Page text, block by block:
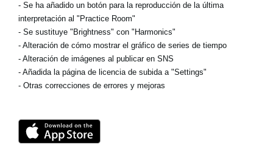
- Se ha añadido un botón para la reproducción de la última
interpretación al "Practice Room"
- Se sustituye "Brightness" con "Harmonics"
- Alteración de cómo mostrar el gráfico de series de tiempo
- Alteración de imágenes al publicar en SNS
- Añadida la página de licencia de subida a "Settings"
- Otras correcciones de errores y mejoras